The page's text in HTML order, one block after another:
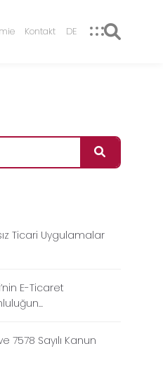
Kontakt DE
Ticari Uygulamalar
E-Ticaret
7578 Sayılı Kanun